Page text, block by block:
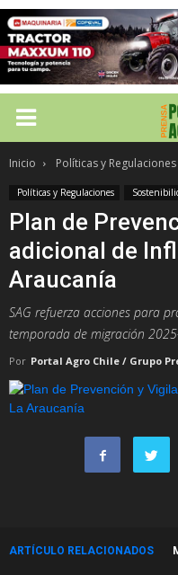
Inicio Políticas y Regulaciones
Políticas y Regulaciones
Plan de
adicional de
Araucanía
SAG refuerza acciones para
temporada de migración
Por Portal Agro Chile / Grupo
ARTÍCULO RELACIONADOS